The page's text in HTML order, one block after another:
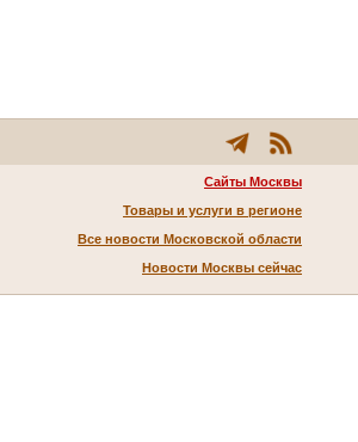
Сайты Москвы
Товары и услуги в регионе
Все новости Московской области
Новости Москвы сейчас